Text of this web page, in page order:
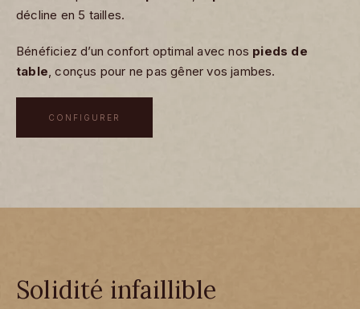
décline en 5 tailles.
Bénéficiez d’un confort optimal avec nos pieds de
table , conçus pour ne pas gêner vos jambes.
CONFIGURER
Solidité infaillible